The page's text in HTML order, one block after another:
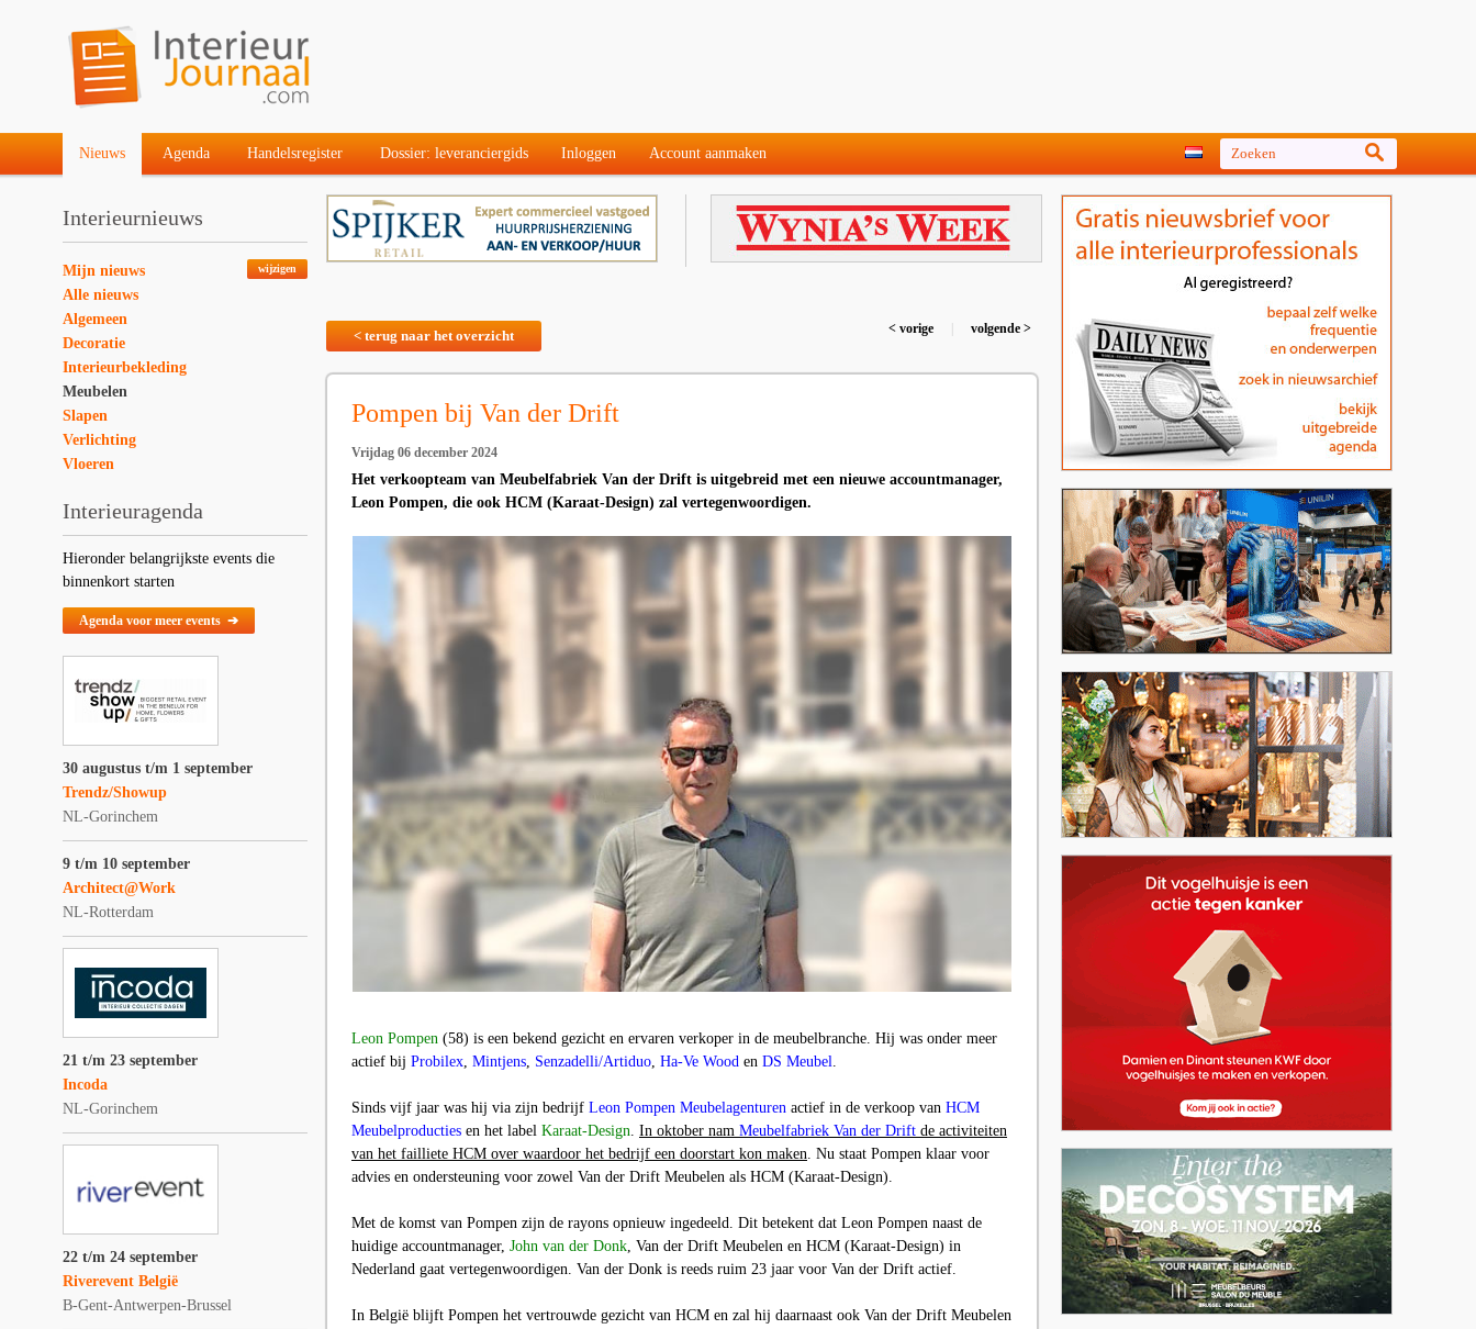
Nieuws Agenda Handelsregister Dossier: leveranciergids Inloggen Account aanmaken
Interieurnieuws
wijzigen
Mijn nieuws
Alle nieuws
Algemeen
Decoratie
Interieurbekleding
Meubelen
Slapen
Verlichting
Vloeren
Interieuragenda
Hieronder belangrijkste events die
binnenkort starten
Agenda voor meer events ➔
30 augustus t/m 1 september
Trendz/Showup
NL-Gorinchem
9 t/m 10 september
Architect@Work
NL-Rotterdam
21 t/m 23 september
Incoda
NL-Gorinchem
22 t/m 24 september
Riverevent België
B-Gent-Antwerpen-Brussel
< terug naar het overzicht < vorige volgende >
Pompen bij Van der Drift
Vrijdag 06 december 2024
Het verkoopteam van Meubelfabriek Van der Drift is uitgebreid met een nieuwe accountmanager,
Leon Pompen, die ook HCM (Karaat-Design) zal vertegenwoordigen.
Leon Pompen (58) is een bekend gezicht en ervaren verkoper in de meubelbranche. Hij was onder meer
actief bij Probilex, Mintjens, Senzadelli/Artiduo, Ha-Ve Wood en DS Meubel.
Sinds vijf jaar was hij via zijn bedrijf Leon Pompen Meubelagenturen actief in de verkoop van HCM
Meubelproducties en het label Karaat-Design. In oktober nam Meubelfabriek Van der Drift de activiteiten
van het failliete HCM over waardoor het bedrijf een doorstart kon maken. Nu staat Pompen klaar voor
advies en ondersteuning voor zowel Van der Drift Meubelen als HCM (Karaat-Design).
Met de komst van Pompen zijn de rayons opnieuw ingedeeld. Dit betekent dat Leon Pompen naast de
huidige accountmanager, John van der Donk, Van der Drift Meubelen en HCM (Karaat-Design) in
Nederland gaat vertegenwoordigen. Van der Donk is reeds ruim 23 jaar voor Van der Drift actief.
In België blijft Pompen het vertrouwde gezicht van HCM en zal hij daarnaast ook Van der Drift Meubelen